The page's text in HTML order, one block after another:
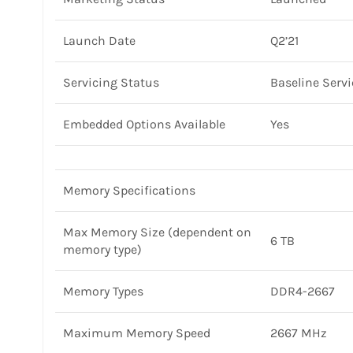
Launch Date Q2’21
Servicing Status Baseline
Embedded Options Available Yes
Memory Specifications
Max Memory Size (dependent on
memory type)
6 TB
Memory Types DDR4-2667
Maximum Memory Speed 2667 MHz